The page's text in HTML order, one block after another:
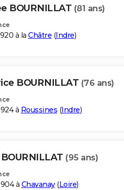
BOURNILLAT (81 ans)
à la Châtre (Indre)
BOURNILLAT (76 ans)
à Roussines (Indre)
(95 ans)
à Chavanay(Loire)